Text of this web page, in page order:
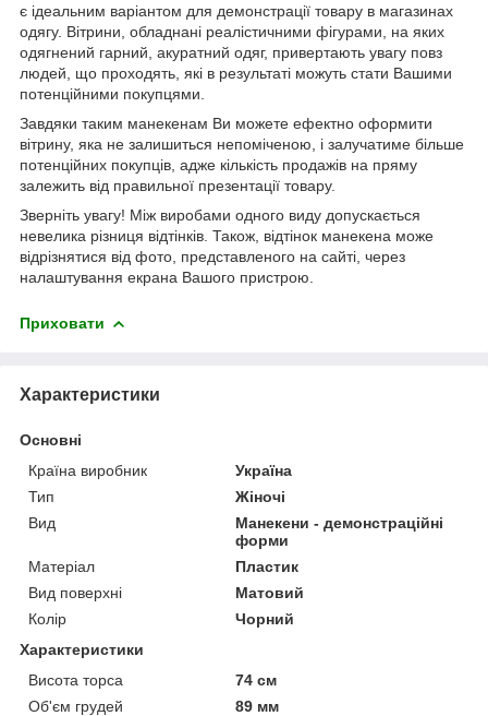
є ідеальним варіантом для демонстрації товару в магазинах
одягу. Вітрини, обладнані реалістичними фігурами, на яких
одягнений гарний, акуратний одяг, привертають увагу повз
людей, що проходять, які в результаті можуть стати Вашими
потенційними покупцями.
Завдяки таким манекенам Ви можете ефектно оформити
вітрину, яка не залишиться непоміченою, і залучатиме більше
потенційних покупців, адже кількість продажів на пряму
залежить від правильної презентації товару.
Зверніть увагу! Між виробами одного виду допускається
невелика різниця відтінків. Також, відтінок манекена може
відрізнятися від фото, представленого на сайті, через
налаштування екрана Вашого пристрою.
Приховати
Характеристики
Основні
Країна виробник
Україна
Тип
Жіночі
Вид
Манекени - демонстраційні
форми
Матеріал
Пластик
Вид поверхні
Матовий
Колір
Чорний
Характеристики
Висота торса
74 см
Об'єм грудей
89 мм